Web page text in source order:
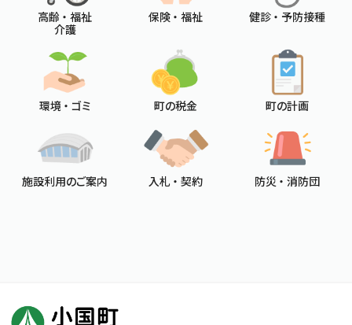
高齢 ・ 福祉
介護
保険 ・ 福祉 健診 ・ 予防接種
環境 ・ ゴミ 町の税金 町の計画
施設利用のご案内 入札 ・ 契約 防災 ・ 消防団